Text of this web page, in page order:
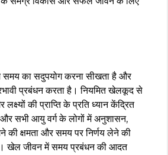
समय का सदुपयोग करना सीखता है और
प्रबंधन करता है। नियमित खेलकूद से
की प्राप्ति के प्रति ध्यान केंद्रित
और सभी आयु वर्ग के लोगों में अनुशासन,
की क्षमता और समय पर निर्णय लेने की
खेल जीवन में समय प्रबंधन की आदत